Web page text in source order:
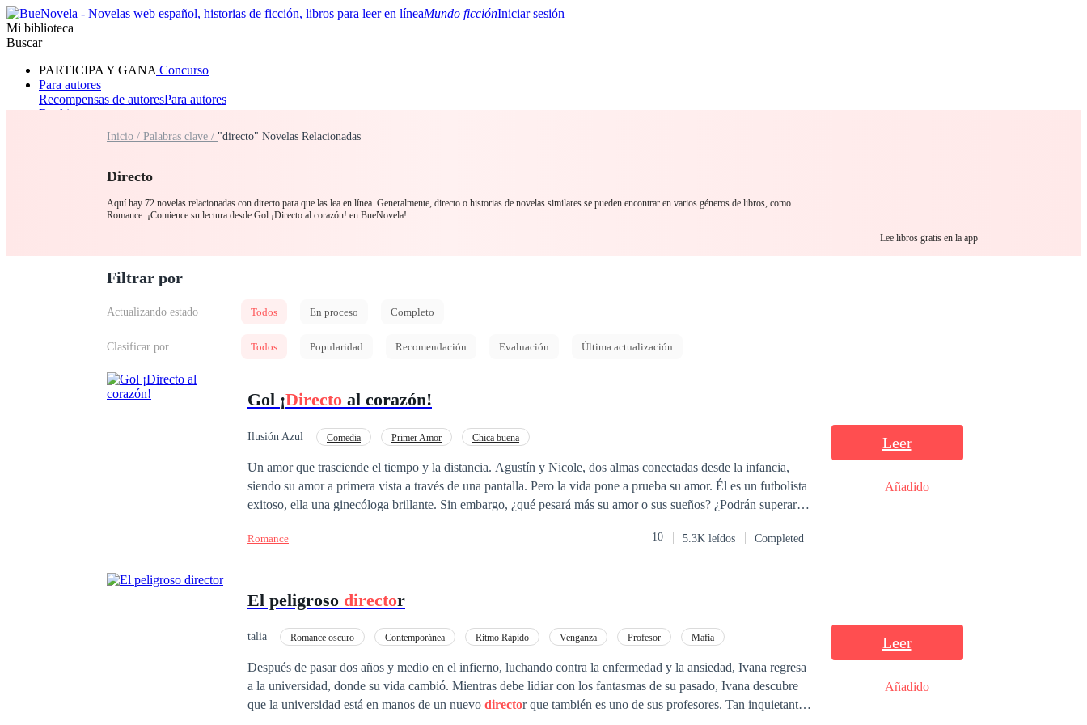
Mundo ficciónIniciar sesión
Mi biblioteca
Buscar
PARTICIPA Y GANA Concurso
Para autores
Recompensas de autoresPara autores
Ranking
RomanceHombre lobo
Inicio / Palabras clave / "directo" Novelas Relacionadas
Directo
Aquí hay 72 novelas relacionadas con directo para que las lea en línea. Generalmente, directo o historias de novelas similares se pueden encontrar en varios géneros de libros, como
Romance. ¡Comience su lectura desde Gol ¡Directo al corazón! en BueNovela!
Lee libros gratis en la app
Filtrar por
Actualizando estado Todos En proceso Completo
Clasificar por Todos Popularidad Recomendación Evaluación Última actualización
Gol ¡Directo al corazón!
Ilusión Azul Comedia Primer Amor Chica buena
Un amor que trasciende el tiempo y la distancia. Agustín y Nicole, dos almas conectadas desde la infancia,
siendo su amor a primera vista a través de una pantalla. Pero la vida pone a prueba su amor. Él es un futbolista
exitoso, ella una ginecóloga brillante. Sin embargo, ¿qué pesará más su amor o sus sueños? ¿Podrán superar
interpongan en su amor? Sumérgete en esta apasionada historia de amor, celos y destino. Acompaña a Agustín
Romance 10 5.3K leídos Completed
Leer
Añadido
El peligroso director
talia Romance oscuro Contemporánea Ritmo Rápido Venganza Profesor Mafia
Después de pasar dos años y medio en el infierno, luchando contra la enfermedad y la ansiedad, Ivana regresa
a la universidad, donde su vida cambió. Mientras debe lidiar con los fantasmas de su pasado, Ivana descubre
que la universidad está en manos de un nuevo director que también es uno de sus profesores. Tan inquietante
Leer
Añadido